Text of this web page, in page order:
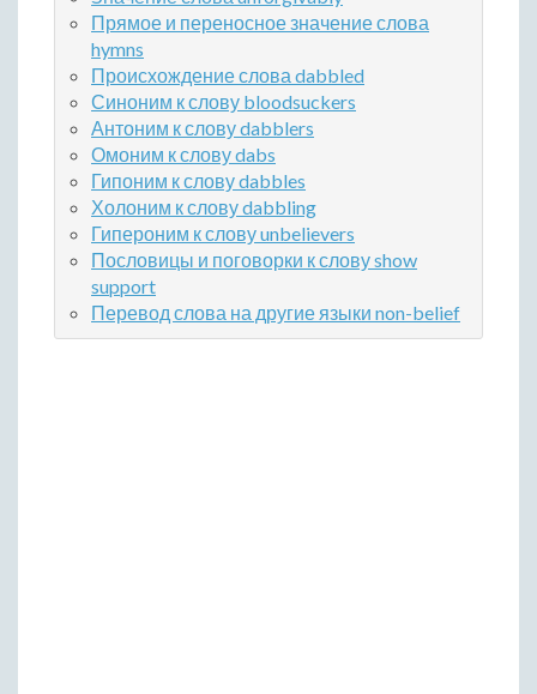
Прямое и переносное значение слова
hymns
Происхождение слова dabbled
Синоним к слову bloodsuckers
Антоним к слову dabblers
Омоним к слову dabs
Гипоним к слову dabbles
Холоним к слову dabbling
Гипероним к слову unbelievers
Пословицы и поговорки к слову show
support
Перевод слова на другие языки non-belief